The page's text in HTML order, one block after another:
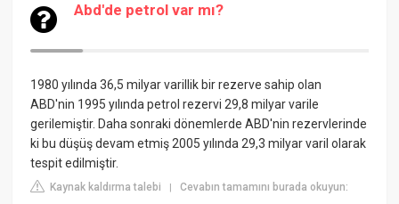
Abd'de petrol var mı?
1980 yılında 36,5 milyar varillik bir rezerve sahip olan
ABD'nin 1995 yılında petrol rezervi 29,8 milyar varile
gerilemiştir. Daha sonraki dönemlerde ABD'nin rezervlerinde
ki bu düşüş devam etmiş 2005 yılında 29,3 milyar varil olarak
tespit edilmiştir.
Kaynak kaldırma talebi |Cevabın tamamını burada okuyun: